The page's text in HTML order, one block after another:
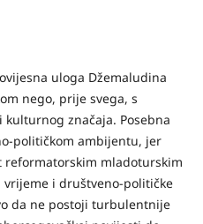
uloga Džemaludina
nego, prije svega, s
značaja. Posebna
političkom ambijentu, jer
mladoturskim
i društveno-političke
da ne postoji turbulentnije